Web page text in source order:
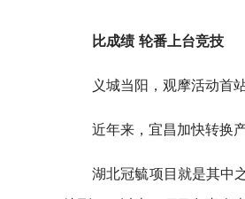
比成绩 轮番上台竞技
义城当阳，观摩活动首
近年来，宜昌加快转换
湖北冠毓项目就是其中